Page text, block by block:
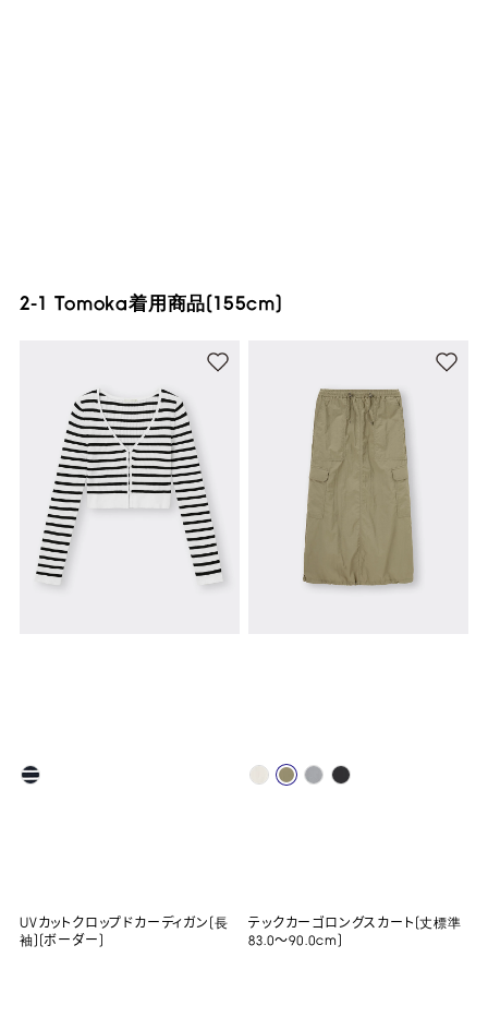
2-1 Tomoka着用商品(155cm)
UVカットクロップドカーディガン(長
袖)(ボーダー)
テックカーゴロングスカート(丈標準
83.0～90.0cm)